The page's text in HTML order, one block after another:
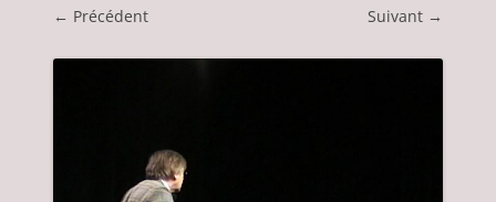
← Précédent Suivant →